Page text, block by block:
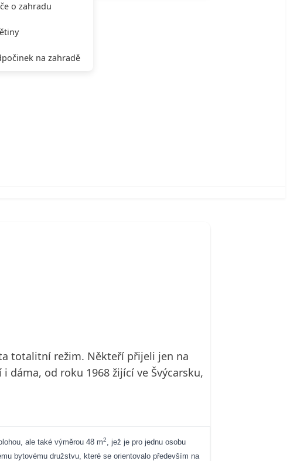
o zahradu
na zahradě
totalitní režim. Někteří přijeli jen na
od roku 1968 žijící ve Švýcarsku,
ale také výměrou 48 m2, jež je pro jednu osobu
bytovému družstvu, které se orientovalo především na